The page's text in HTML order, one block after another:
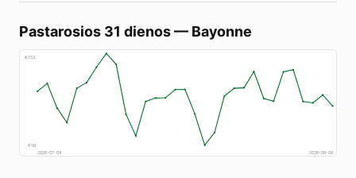
Pastarosios 31 dienos— Bayonne
€153
€50
2026-07-09
2026-08-08